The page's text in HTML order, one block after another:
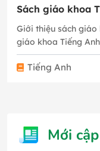
Sách giáo khoa
Giới thiệu sách giáo
giáo khoa Tiếng
Tiếng Anh
Mới